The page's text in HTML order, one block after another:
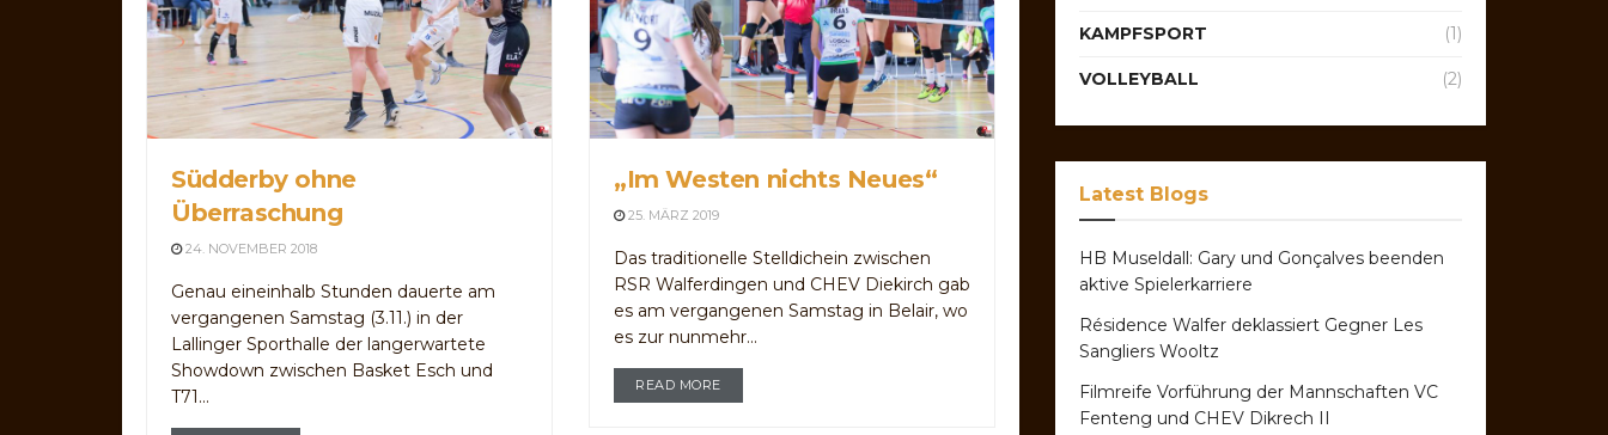
Südderby ohne
Überraschung
24. NOVEMBER 2018
Genau eineinhalb Stunden dauerte am
vergangenen Samstag (3.11.) in der
Lallinger Sporthalle der langerwartete
Showdown zwischen Basket Esch und
T71...
„Im Westen nichts Neues“
25. MÄRZ 2019
Das traditionelle Stelldichein zwischen
RSR Walferdingen und CHEV Diekirch gab
es am vergangenen Samstag in Belair, wo
es zur nunmehr...
READ MORE
KAMPFSPORT (1)
VOLLEYBALL (2)
Latest Blogs
HB Museldall: Gary und Gonçalves beenden
aktive Spielerkarriere
Résidence Walfer deklassiert Gegner Les
Sangliers Wooltz
Filmreife Vorführung der Mannschaften VC
Fenteng und CHEV Dikrech II